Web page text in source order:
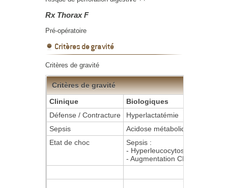
Rx Thorax F
Pré-opératoire
Critères de gravité
Critères de gravité
Critères de gravité
Clinique
Biologiques
Défense / Contracture
Hyperlactatémie
Sepsis
Acidose métabolique
Etat de choc
Sepsis :
- Hyperleucocytose /
- Augmentation CRP